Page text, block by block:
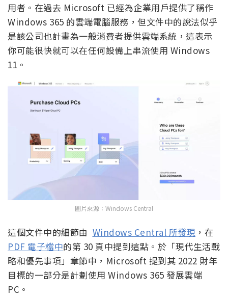
用者。在過去 Microsoft 已經為企業用戶提供了稱作
Windows 365 的雲端電腦服務，但文件中的說法似乎
是該公司也計畫為一般消費者提供雲端系統，這表示
你可能很快就可以在任何設備上串流使用 Windows
11。
圖片來源：Windows Central
這個文件中的細節由 Windows Central 所發現 ，在
PDF 電子檔中的第 30 頁中提到這點。於「現代生活戰
略和優先事項」章節中，Microsoft 提到其 2022 財年
目標的一部分是計劃使用 Windows 365 發展雲端
PC。